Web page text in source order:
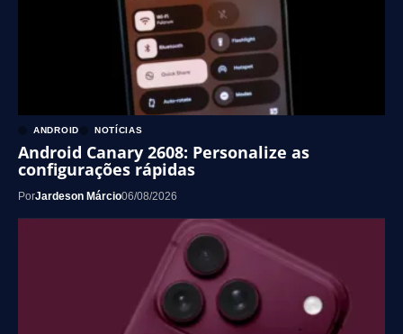
ANDROID NOTÍCIAS
Android Canary 2608: Personalize as
configurações rápidas
PorJardeson Márcio06/08/2026